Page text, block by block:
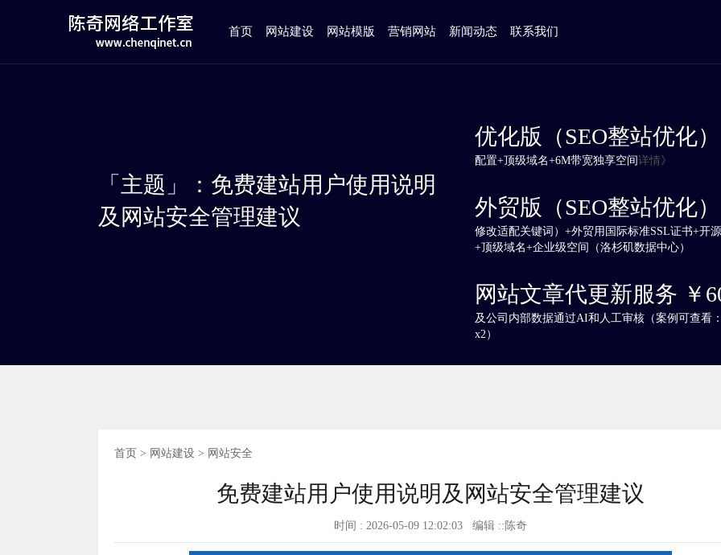
首页 网站建设 网站模版 营销网站 新闻动态 联系我们
「主题」：免费建站用户使用说明
及网站安全管理建议
优化版（SEO整站优化
配置+顶级域名+6M带宽独享空间详情》
外贸版（SEO整站优化
修改适配关键词）+外贸用国际标准SSL证书+开
+顶级域名+企业级空间（洛杉矶数据中心）
网站文章代更新服务 ￥
及公司内部数据通过AI和人工审核（案例可查看
x2）
首页 > 网站建设 > 网站安全
免费建站用户使用说明及网站安全管理建议
时间 : 2026-05-09 12:02:03 编辑 ::陈奇